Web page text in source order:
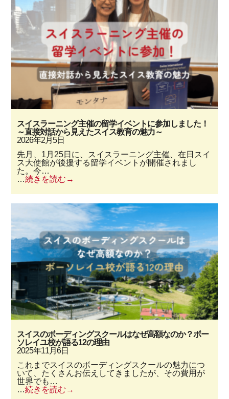
スイスラーニング主催の留学イベントに参加しました！
～直接対話から見えたスイス教育の魅力～
2026年2月5日
先月、1月25日に、スイスラーニング主催、在日スイ
ス大使館が後援する留学イベントが開催されまし
た。今…
…続きを読む
スイスのボーディングスクールはなぜ高額なのか？ボー
ソレイユ校が語る12の理由
2025年11月6日
これまでスイスのボーディングスクールの魅力につ
いて、たくさんお伝えしてきましたが、その費用が
世界でも…
…続きを読む